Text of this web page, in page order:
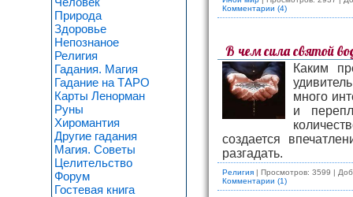
Природа
Здоровье
Непознаное
Религия
Гадания. Магия
Гадание на ТАРО
Карты Ленорман
Руны
Хиромантия
Другие гадания
Магия. Советы
Целительство
Форум
Гостевая книга
Комментарии (4)
В чем сила святой
Каким
много
и
создается
разгадать.
Религия | Просмотров: 3599 |
Комментарии (1)